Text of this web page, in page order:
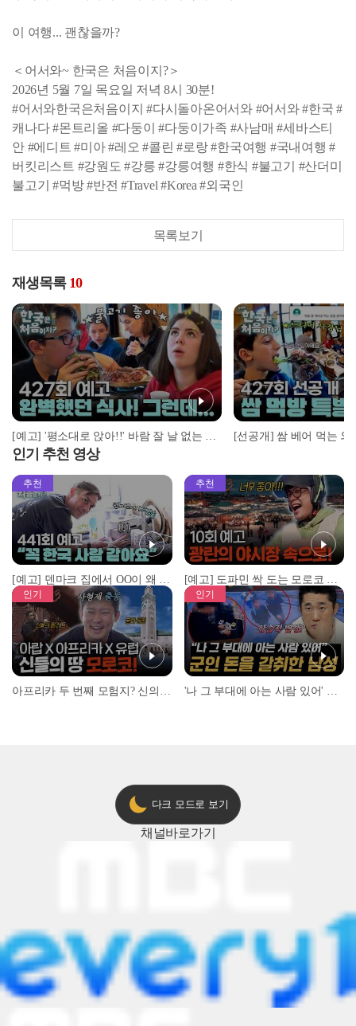
이 여행... 괜찮을까?
＜어서와~ 한국은 처음이지?＞
2026년 5월 7일 목요일 저녁 8시 30분!
#어서와한국은처음이지 #다시돌아온어서와 #어서와 #한국 #
캐나다 #몬트리올 #다둥이 #다둥이가족 #사남매 #세바스티
안 #에디트 #미아 #레오 #콜린 #로랑 #한국여행 #국내여행 #
버킷리스트 #강원도 #강릉 #강릉여행 #한식 #불고기 #산더미
불고기 #먹방 #반전 #Travel #Korea #외국인
목록보기
재생목록 10
[예고] '평소대로 앉아!!' 바람 잘 날 없는 사 남매의 여행에 엄마 드디어 폭발?!🚨
인기 추천 영상
추천
[예고] 덴마크 집에서 OO이 왜 나와...? 이상할 정도로 한국을 사랑하는 우리 형을 제보합니다!
추천
[예고] 도파민 싹 도는 모로코 야시장 투어!
인기 인기
다크 모드로 보기
채널바로가기